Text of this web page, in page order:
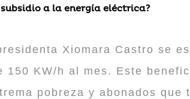
a la energía eléctrica?
Xiomara Castro se
150 KW/h al mes. Este
pobreza y abonados que